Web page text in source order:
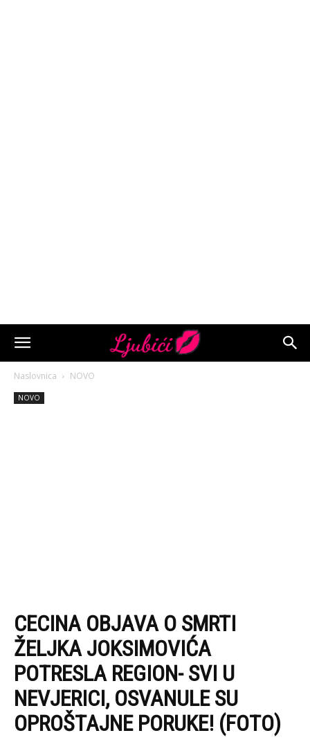
Naslovnica NOVO
NOVO
CECINA OBJAVA O SMRTI
ŽELJKA JOKSIMOVIĆA
POTRESLA REGION- SVI U
NEVJERICI, OSVANULE SU
OPROŠTAJNE PORUKE! (FOTO)